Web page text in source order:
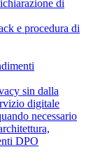
di
e procedura di
sin dalla
digitale
necessario
DPO